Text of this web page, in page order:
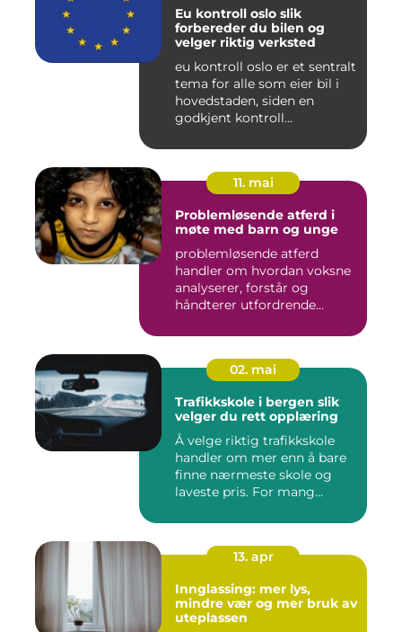
Eu kontroll oslo slik
forbereder du bilen og
velger riktig verksted
eu kontroll oslo er et sentralt
tema for alle som eier bil i
hovedstaden, siden en
godkjent kontroll...
11. mai
Problemløsende atferd i
møte med barn og unge
problemløsende atferd
handler om hvordan voksne
analyserer, forstår og
håndterer utfordrende
02. mai
Trafikkskole i bergen slik
velger du rett opplæring
Å velge riktig trafikkskole
handler om mer enn å bare
finne nærmeste skole og
laveste pris. For mang...
13. apr
Innglassing: mer lys,
mindre vær og mer bruk av
uteplassen